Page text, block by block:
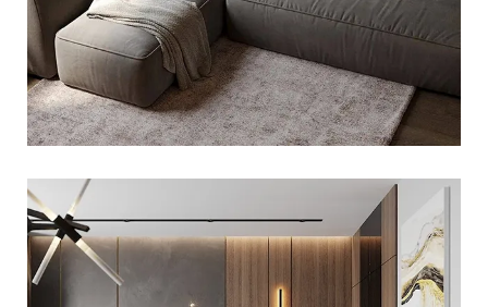
CZĘŚĆ WYPOCZYNKOWA W
SALONIE